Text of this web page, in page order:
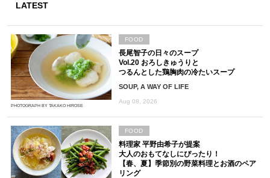
LATEST
PHOTOGRAPH BY TAKAKO HIROSE
長尾智子の日々のスープ
Vol.20 おろしきゅうりと
つるんとした鶏胸肉の冷たいスープ
SOUP, A WAY OF LIFE
Aug 08, 2026
FOOD
料理家 平野由希子が提案
大人のおもてなしにぴったり！
【春、夏】季節別の野菜料理とお酒のペア
リング
FOOD